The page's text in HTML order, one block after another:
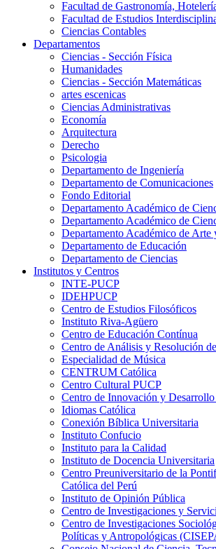
Facultad de Gastronomía,
Facultad de Estudios
Ciencias Contables
Departamentos
Ciencias - Sección Física
Humanidades
Ciencias - Sección Matemáticas
artes escenicas
Ciencias Administrativas
Economía
Arquitectura
Derecho
Psicologia
Departamento de Ingeniería
Departamento de Comunicaciones
Fondo Editorial
Departamento Académico de
Departamento Académico de
Departamento Académico de Arte
Departamento de Educación
Departamento de Ciencias
Institutos y Centros
INTE-PUCP
IDEHPUCP
Centro de Estudios Filosóficos
Instituto Riva-Agüero
Centro de Educación Contínua
Centro de Análisis y Resolución
Especialidad de Música
CENTRUM Católica
Centro Cultural PUCP
Centro de Innovación y
Idiomas Católica
Conexión Bíblica Universitaria
Instituto Confucio
Instituto para la Calidad
Instituto de Docencia Universitaria
Centro Preuniversitario de la
Católica del Perú
Instituto de Opinión Pública
Centro de Investigaciones y
Centro de Investigaciones
Políticas y Antropológicas